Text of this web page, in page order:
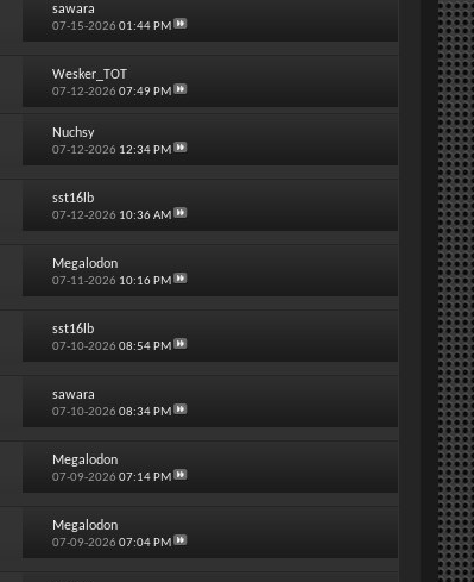
sawara
07-15-2026 01:44 PM
Wesker_TOT
07-12-2026 07:49 PM
Nuchsy
07-12-2026 12:34 PM
sst16lb
07-12-2026 10:36 AM
Megalodon
07-11-2026 10:16 PM
sst16lb
07-10-2026 08:54 PM
sawara
07-10-2026 08:34 PM
Megalodon
07-09-2026 07:14 PM
Megalodon
07-09-2026 07:04 PM